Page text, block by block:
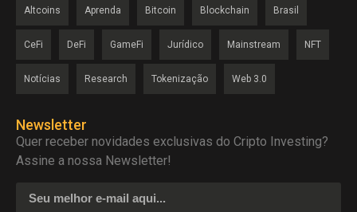
Altcoins Aprenda Bitcoin Blockchain Brasil
CeFi DeFi GameFi Jurídico Mainstream NFT
Notícias Research Tokenização Web 3.0
Newsletter
Quer receber novidades exclusivas do Cripto Investing?
Assine a nossa Newsletter!